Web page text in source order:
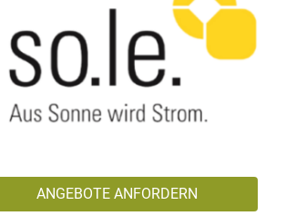
ANGEBOTE ANFORDERN